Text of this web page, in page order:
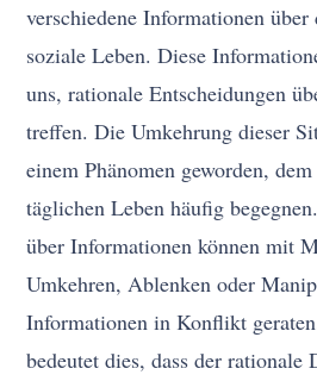
verschiedene Informationen
soziale Leben. Diese
uns, rationale Entscheidungen
treffen. Die Umkehrung dieser
einem Phänomen geworden,
täglichen Leben häufig
über Informationen können mit
Umkehren, Ablenken oder
Informationen in Konflikt
bedeutet dies, dass der rationale